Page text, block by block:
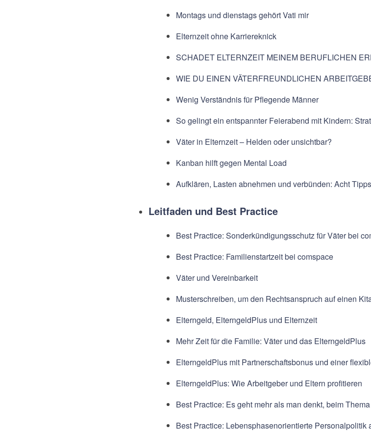
Montags und dienstags gehört Vati mir
Elternzeit ohne Karriereknick
SCHADET ELTERNZEIT MEINEM BERUFLICHEN
WIE DU EINEN VÄTERFREUNDLICHEN
Wenig Verständnis für Pflegende Männer
So gelingt ein entspannter Feierabend mit Kindern:
Väter in Elternzeit – Helden oder unsichtbar?
Kanban hilft gegen Mental Load
Aufklären, Lasten abnehmen und verbünden: Acht
Leitfaden und Best Practice
Best Practice: Sonderkündigungsschutz für Väter bei
Best Practice: Familienstartzeit bei comspace
Väter und Vereinbarkeit
Musterschreiben, um den Rechtsanspruch auf einen
Elterngeld, ElterngeldPlus und Elternzeit
Mehr Zeit für die Familie: Väter und das ElterngeldPlus
ElterngeldPlus mit Partnerschaftsbonus und einer
ElterngeldPlus: Wie Arbeitgeber und Eltern profitieren
Best Practice: Es geht mehr als man denkt, beim
Best Practice: Lebensphasenorientierte Personalpolitik